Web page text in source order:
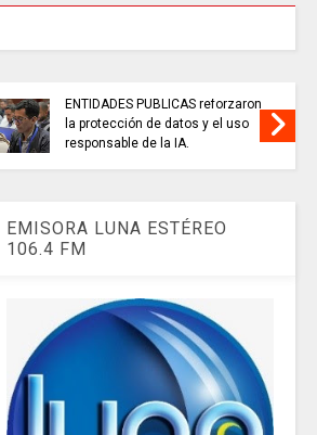
ENTIDADES PÚBLICAS reforzaron
la protección de datos y el uso
responsable de la IA.
EMISORA LUNA ESTÉREO
106.4 FM